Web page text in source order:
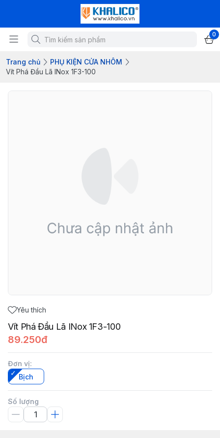
0
Trang chủ
PHỤ KIỆN CỬA NHÔM
Vít Phá Đầu Lã INox 1F3-100
Yêu thích
Vít Phá Đầu Lã INox 1F3-100
89.250đ
Đơn vị:
Bịch
Số lượng